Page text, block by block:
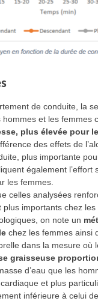
de conduite, la
et les femmes
plus élevée pour
des effets de
plus importante
également l’effort
les femmes.
celles analysées
plus importants chez
on note un
chez les femmes ainsi
dans la mesure où
graisseuse
d’eau que les
et plus
inférieure à celui